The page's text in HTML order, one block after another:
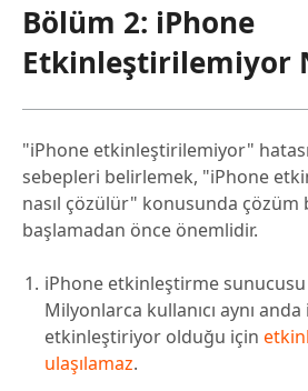
Bölüm 2: iPhone
Etkinleştirilemiyor
"iPhone etkinleştirilemiyor"
sebepleri belirlemek, "iPhone
nasıl çözülür" konusunda çözüm
başlamadan önce önemlidir.
iPhone etkinleştirme
Milyonlarca kullanıcı aynı anda
etkinleştiriyor olduğu için
ulaşılamaz.